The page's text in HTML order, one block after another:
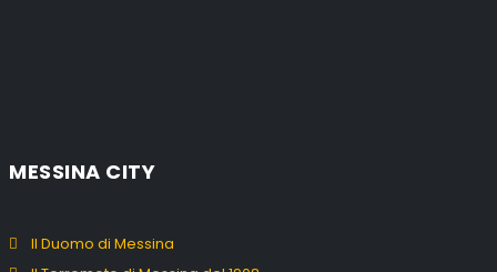
MESSINA CITY
Il Duomo di Messina